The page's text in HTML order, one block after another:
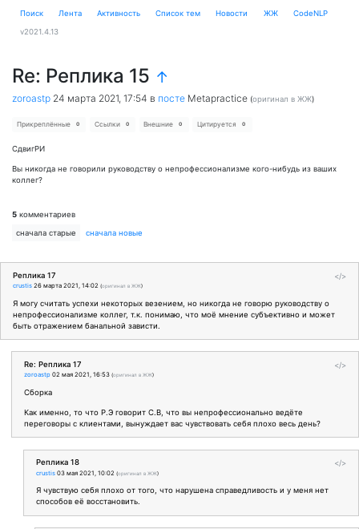
Поиск Лента Активность Cписок тем Новости ЖЖ CodeNLP
v2021.4.13
Re: Реплика 15 ↑
zoroastp 24 марта 2021, 17:54 в посте Metapractice (оригинал в ЖЖ)
Прикреплённые 0 Ссылки 0 Внешние 0 Цитируется 0
СдвигРИ
Вы никогда не говорили руководству о непрофессионализме кого-нибудь из ваших
коллег?
5 комментариев
сначала старые сначала новые
</>
Реплика 17
crustis 26 марта 2021, 14:02 (оригинал в ЖЖ)
Я могу считать успехи некоторых везением, но никогда не говорю руководству о
непрофессионализме коллег, т.к. понимаю, что моё мнение субъективно и может
быть отражением банальной зависти.
</>
Re: Реплика 17
zoroastp 02 мая 2021, 16:53 (оригинал в ЖЖ)
Сборка
Как именно, то что Р.Э говорит С.В, что вы непрофессионально ведёте
переговоры с клиентами, вынуждает вас чувствовать себя плохо весь день?
</>
Реплика 18
crustis 03 мая 2021, 10:02 (оригинал в ЖЖ)
Я чувствую себя плохо от того, что нарушена справедливость и у меня нет
способов её восстановить.